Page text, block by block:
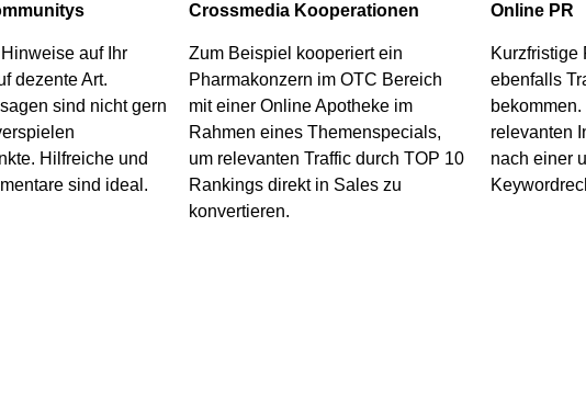
auf Ihr
dezente Art.
sind nicht gern
Hilfreiche und
sind ideal.
Crossmedia Kooperationen
Zum Beispiel kooperiert ein
Pharmakonzern im OTC Bereich
mit einer Online Apotheke im
Rahmen eines Themenspecials,
um relevanten Traffic durch TOP 10
Rankings direkt in Sales zu
konvertieren.
Online PR
Kurzfristige
ebenfalls
relevanten
nach einer